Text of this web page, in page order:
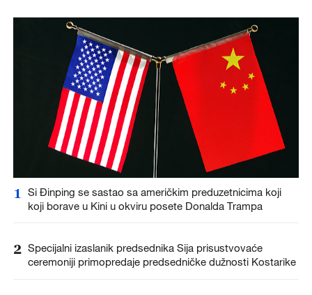
1
Si Đinping se sastao sa američkim preduzetnicima koji
koji borave u Kini u okviru posete Donalda Trampa
2 Specijalni izaslanik predsednika Sija prisustvovaće
ceremoniji primopredaje predsedničke dužnosti Kostarike